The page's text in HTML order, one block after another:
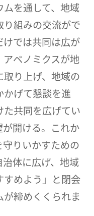
を通して、地域
組みの交流がで
けでは共同は広が
ベノミクスが地
り上げ、地域の
げて懇談を進
共同を広げてい
開ける。これか
りいかすための
体に広げ、地域
めよう」と閉会
締めくくられま